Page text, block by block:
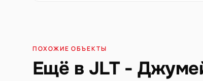
ПОХОЖИЕ ОБЪЕКТЫ
Ещё в JLT -